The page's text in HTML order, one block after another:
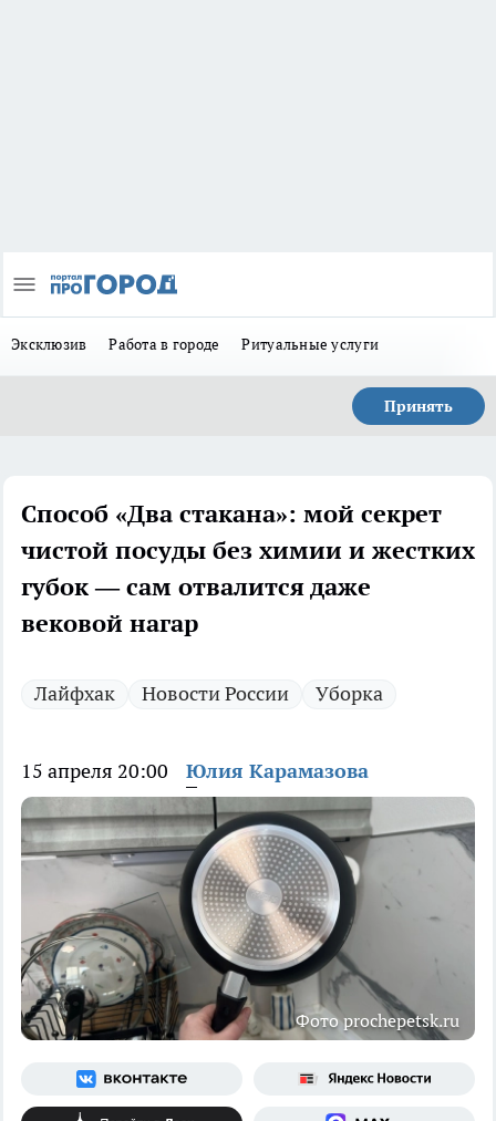
Эксклюзив Работа в городе Ритуальные услуги
Принять
Способ «Два стакана»: мой секрет
чистой посуды без химии и жестких
губок — сам отвалится даже
вековой нагар
Лайфхак Новости России Уборка
15 апреля 20:00 Юлия Карамазова
Фото prochepetsk.ru